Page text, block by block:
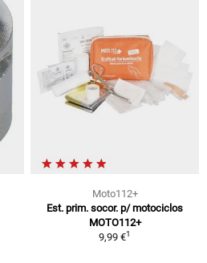
Moto112+
Est. prim. socor. p/ motociclos
MOTO112+
9,99 €1